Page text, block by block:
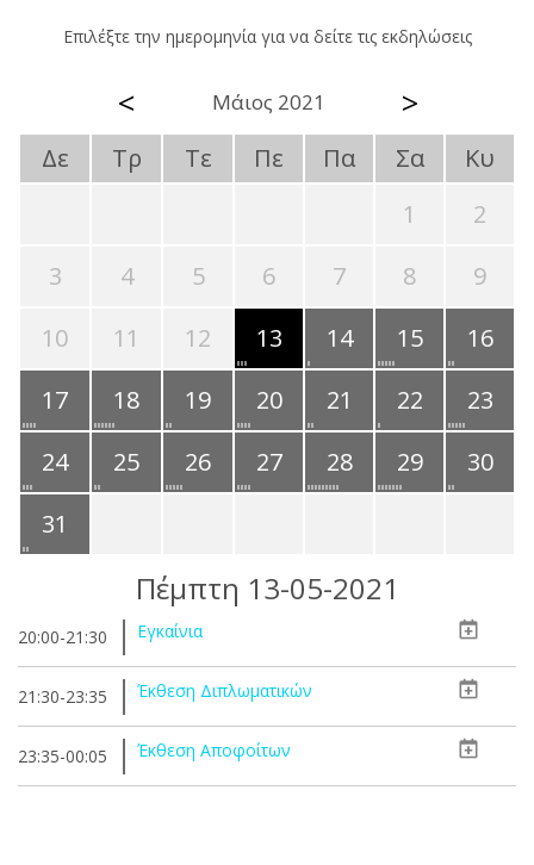
Επιλέξτε την ημερομηνία για να δείτε τις εκδηλώσεις
< Μάιος 2021 >
Δε Τρ Τε Πε Πα Σα
Κυ
1
2
3
4 5 6 7 8
9
10
11 12 13 14 15
16
17
18 19 20 21 22
23
24
25 26 27 28 29
30
31
Πέμπτη 13-05-2021
20:00-21:30 Εγκαίνια
21:30-23:35 Έκθεση Διπλωματικών
23:35-00:05 Έκθεση Αποφοίτων